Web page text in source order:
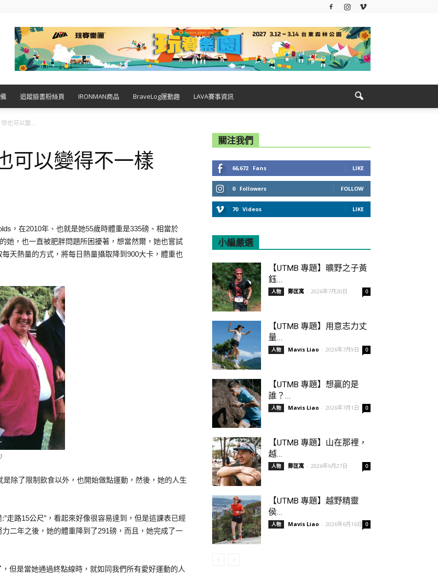
追蹤臉書粉絲頁 IRONMAN商品 BraveLog運動趣 LAVA賽事資訊
也可以變...
可以變得不一樣
，在2010年、也就是她55歲時體重是335磅、相當於
她，也一直被肥胖問題所困擾著，想當然爾，她也嘗試
天熱量的方式，將每日熱量攝取降到900大卡，體重也
除了限制飲食以外，也開始做點運動，然後，她的人生
走路15公尺”，看起來好像很容易達到，但是這課表已經
二年之後，她的體重降到了291磅，而且，她完成了一
但是當她通過終點線時，就如同我們所有愛好運動的人
關注我們
66,672 Fans LIKE
0 Followers FOLLOW
70 Videos LIKE
小編嚴選
【UTMB 專題】曠野之子黃
鈺...
人物 鄭匡寓 - 2026年7月20日 0
【UTMB 專題】用意志力丈
量...
人物 Mavis Liao - 2026年7月9日 0
【UTMB 專題】想贏的是
誰？...
人物 Mavis Liao - 2026年7月1日 0
【UTMB 專題】山在那裡，
越...
人物 鄭匡寓 - 2026年6月27日 0
【UTMB 專題】越野精靈
侯...
人物 Mavis Liao - 2026年6月16日 0